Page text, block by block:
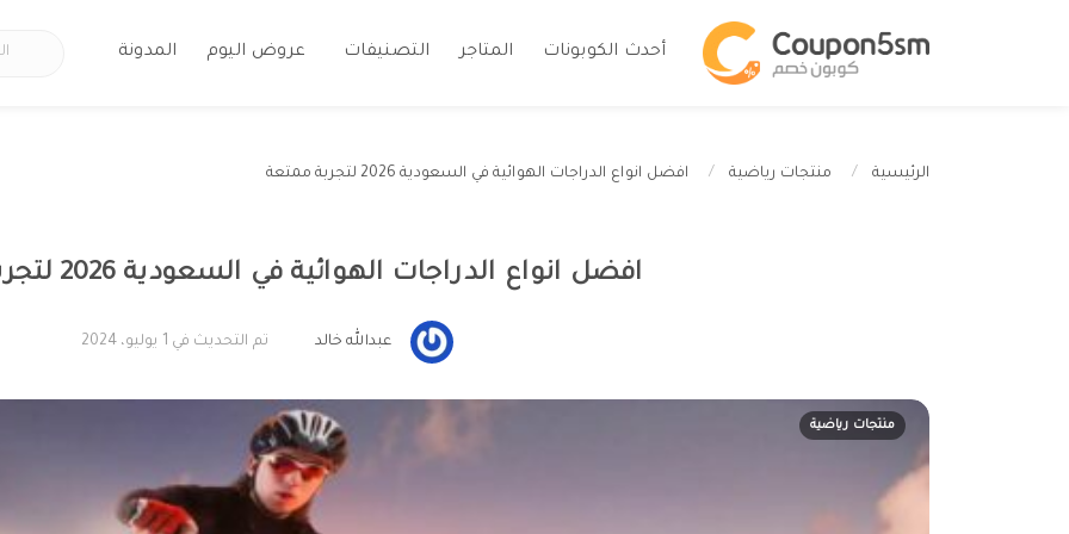
أحدث الكوبونات المتاجر التصنيفات عروض اليوم المدونة
الرئيسية منتجات رياضية افضل انواع الدراجات الهوائية في السعودية 2026 لتجربة ممتعة
افضل انواع الدراجات الهوائية في السعودية 2026 لتجربة ممتعة
عبدالله خالد تم التحديث في 1 يوليو، 2024
منتجات رياضية